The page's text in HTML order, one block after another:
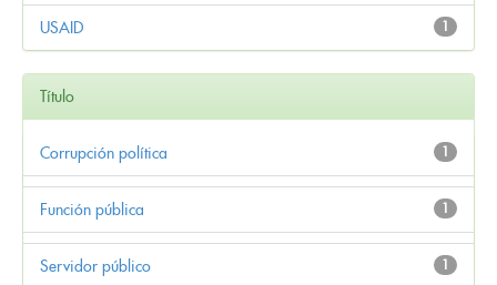
1
USAID
Título
1
Corrupción política
1
Función pública
1
Servidor público